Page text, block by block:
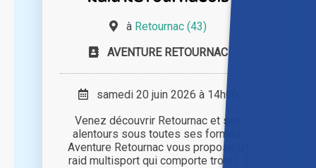
à Retournac (43)
AVENTURE RETOURNAC
samedi 20 juin 2026 à 14h00
Venez découvrir Retournac et ses
alentours sous toutes ses formes.
Aventure Retournac vous propose un
raid multisport qui comporte trois [...]